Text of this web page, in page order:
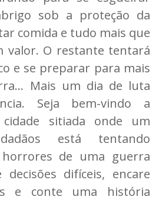
sob a proteção da
comida e tudo mais que
valor. O restante tentará
e se preparar para mais
Mais um dia de luta
Seja bem-vindo a
sitiada onde um
está tentando
de uma guerra
difíceis, encare
e conte uma história